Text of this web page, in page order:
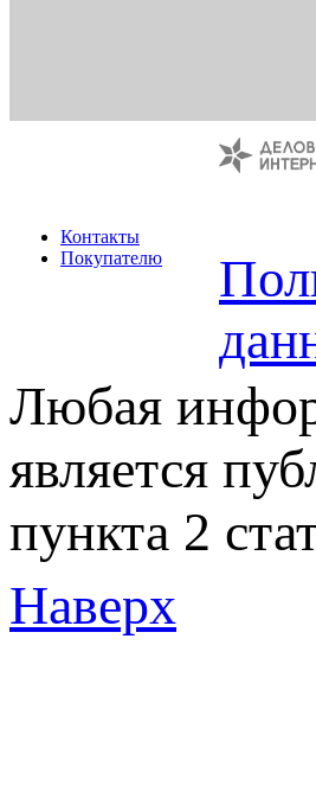
Контакты
Покупателю
Любая
является
пункта 2
Наверх